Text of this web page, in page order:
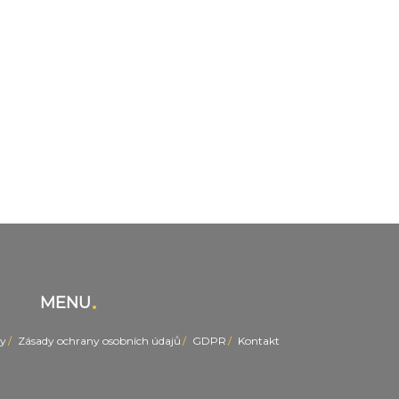
MENU
Zásady ochrany osobních údajů GDPR Kontakt